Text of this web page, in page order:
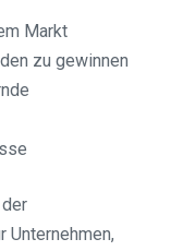
Markt
zu gewinnen
Unternehmen,